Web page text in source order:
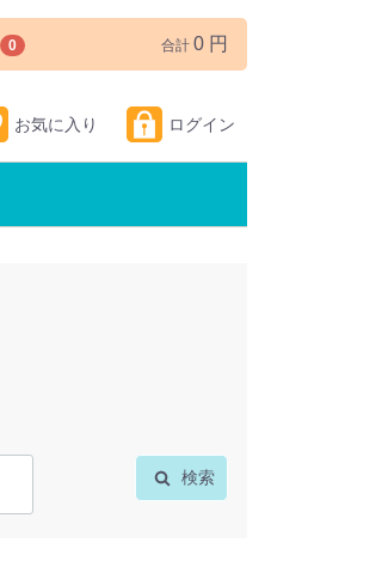
お気に入り ログイン
0 合計 0 円
検索